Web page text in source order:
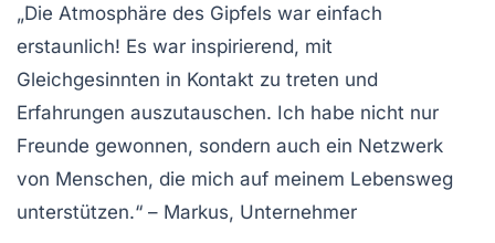
„Die Atmosphäre des Gipfels war einfach
erstaunlich! Es war inspirierend, mit
Gleichgesinnten in Kontakt zu treten und
Erfahrungen auszutauschen. Ich habe nicht nur
Freunde gewonnen, sondern auch ein Netzwerk
von Menschen, die mich auf meinem Lebensweg
unterstützen.“ – Markus, Unternehmer